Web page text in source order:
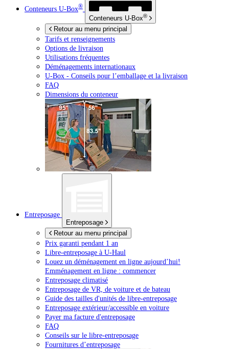
Conteneurs U-Box®
Conteneurs U-Box®
Retour au menu principal
Tarifs et renseignements
Options de livraison
Utilisations fréquentes
Déménagements internationaux
U-Box - Conseils pour l’emballage et la livraison
FAQ
Dimensions du conteneur
Entreposage
Entreposage
Retour au menu principal
Prix garanti pendant 1 an
Libre-entreposage à U-Haul
Louez un déménagement en ligne aujourd’hui!
Emménagement en ligne : commencer
Entreposage climatisé
Entreposage de VR, de voiture et de bateau
Guide des tailles d'unités de libre-entreposage
Entreposage extérieur/accessible en voiture
Payer ma facture d'entreposage
FAQ
Conseils sur le libre-entreposage
Fournitures d’entreposage